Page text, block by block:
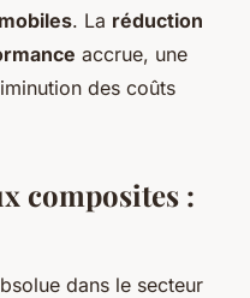
. La réduction
accrue, une
des coûts
composites :
dans le secteur